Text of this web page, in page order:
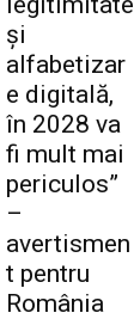
și
alfabetizar
e digitală,
în 2028 va
fi mult mai
periculos”
–
avertismen
t pentru
România